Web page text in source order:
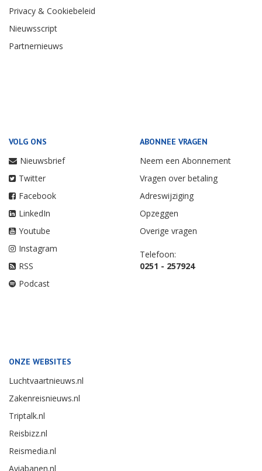
Privacy & Cookiebeleid
Nieuwsscript
Partnernieuws
VOLG ONS
Nieuwsbrief
Twitter
Facebook
LinkedIn
Youtube
Instagram
RSS
Podcast
ABONNEE VRAGEN
Neem een Abonnement
Vragen over betaling
Adreswijziging
Opzeggen
Overige vragen
Telefoon:
0251 - 257924
ONZE WEBSITES
Luchtvaartnieuws.nl
Zakenreisnieuws.nl
Triptalk.nl
Reisbizz.nl
Reismedia.nl
Aviabanen.nl